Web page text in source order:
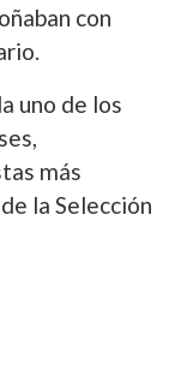
con
uno de los
más
la Selección